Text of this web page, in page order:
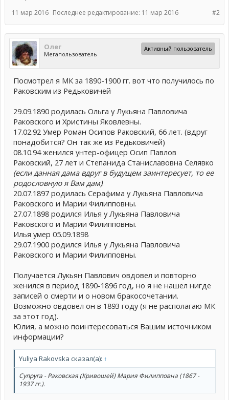
#2
11 мар 2016 Последнее редактирование: 11 мар 2016
Олег
Мегапользователь
Активный пользователь
Посмотрел я МК за 1890-1900 гг. вот что получилось по
Раковским из Редьковичей
29.09.1890 родилась Ольга у Лукьяна Павловича
Раковского и Христины Яковлевны.
17.02.92 Умер Роман Осипов Раковский, 66 лет. (вдруг
понадобится? Он так же из Редьковичей)
08.10.94 женился унтер-офицер Осип Павлов
Раковский, 27 лет и Степанида Станиславовна Селявко
(если данная дама вдруг в будущем заинтересует, то ее
родословную я Вам дам).
20.07.1897 родилась Серафима у Лукьяна Павловича
Раковского и Марии Филипповны.
27.07.1898 родился Илья у Лукьяна Павловича
Раковского и Марии Филипповны.
Илья умер 05.09.1898
29.07.1900 родился Илья у Лукьяна Павловича
Раковского и Марии Филипповны.
Получается Лукьян Павлович овдовел и повторно
женился в период 1890-1896 год, но я не нашел нигде
записей о смерти и о новом бракосочетании.
Возможно овдовел он в 1893 году (я не располагаю МК
за этот год).
Юлия, а можно поинтересоваться Вашим источником
информации?
Yuliya Rakovska сказал(а): ↑
Супруга - Раковская (Кривошей) Мария Филипповна (1867 -
1937 гг.).